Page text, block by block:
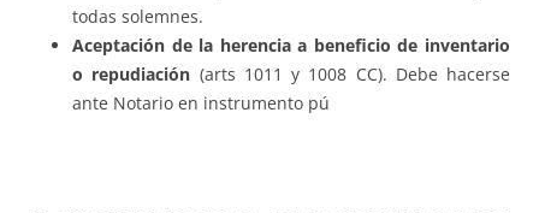
todas solemnes.
Aceptación de la herencia a beneficio de inventario
o repudiación (arts 1011 y 1008 CC). Debe hacerse
ante Notario en instrumento pú